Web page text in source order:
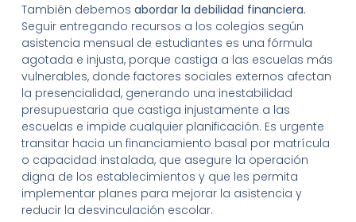
También debemos abordar la debilidad financiera.
Seguir entregando recursos a los colegios según
asistencia mensual de estudiantes es una fórmula
agotada e injusta, porque castiga a las escuelas más
vulnerables, donde factores sociales externos afectan
la presencialidad, generando una inestabilidad
presupuestaria que castiga injustamente a las
escuelas e impide cualquier planificación. Es urgente
transitar hacia un financiamiento basal por matrícula
o capacidad instalada, que asegure la operación
digna de los establecimientos y que les permita
implementar planes para mejorar la asistencia y
reducir la desvinculación escolar.